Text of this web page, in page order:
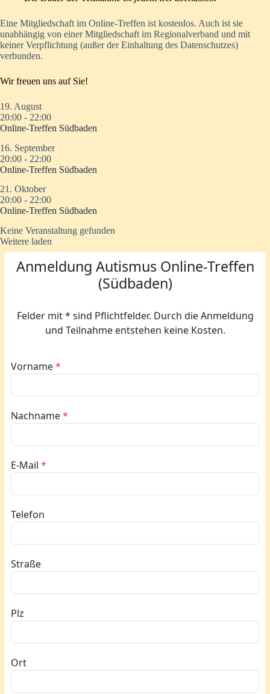
Eine Mitgliedschaft im Online-Treffen ist kostenlos. Auch ist sie
unabhängig von einer Mitgliedschaft im Regionalverband und mit
keiner Verpflichtung (außer der Einhaltung des Datenschutzes)
verbunden.
Wir freuen uns auf Sie!
19. August
20:00 - 22:00
Online-Treffen Südbaden
16. September
20:00 - 22:00
Online-Treffen Südbaden
21. Oktober
20:00 - 22:00
Online-Treffen Südbaden
Keine Veranstaltung gefunden
Weitere laden